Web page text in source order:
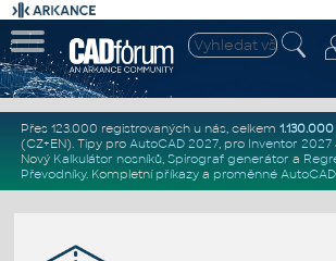
Přes 123.000 registrovaných u nás, celkem 1.130.000
(CZ+EN). Tipy pro AutoCAD 2027, pro Inventor 2027
Nový Kalkulátor nosníků, Spirograf generátor a
Převodníky. Kompletní příkazya proměnné